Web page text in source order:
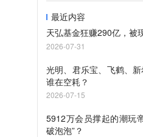
最近内容
天弘基金狂赚290亿，被
2026-07-31
光明、君乐宝、飞鹤、新
谁在空耗？
2026-07-15
5912万会员撑起的潮玩
破泡泡”？